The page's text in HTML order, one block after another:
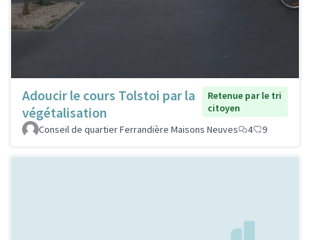
Adoucir le cours Tolstoi par la
végétalisation
Retenue par le tri
citoyen
Conseil de quartier Ferrandière Maisons Neuves
4 9